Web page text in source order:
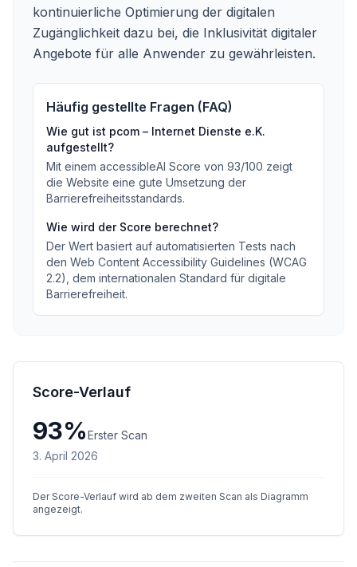
kontinuierliche Optimierung der digitalen
Zugänglichkeit dazu bei, die Inklusivität digitaler
Angebote für alle Anwender zu gewährleisten.
Häufig gestellte Fragen (FAQ)
Wie gut ist pcom – Internet Dienste e.K.
aufgestellt?
Mit einem accessibleAI Score von 93/100 zeigt
die Website eine gute Umsetzung der
Barrierefreiheitsstandards.
Wie wird der Score berechnet?
Der Wert basiert auf automatisierten Tests nach
den Web Content Accessibility Guidelines (WCAG
2.2), dem internationalen Standard für digitale
Barrierefreiheit.
Score-Verlauf
93%Erster Scan
3. April 2026
Der Score-Verlauf wird ab dem zweiten Scan als Diagramm
angezeigt.